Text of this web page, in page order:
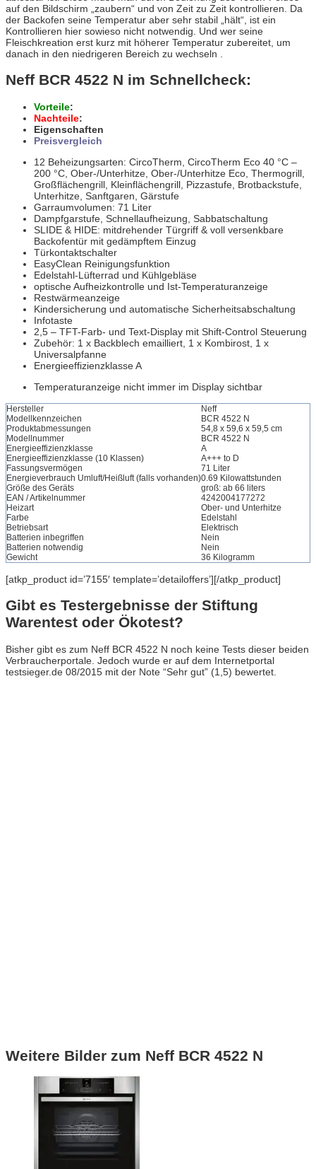
auf den Bildschirm „zaubern“ und von Zeit zu Zeit kontrollieren. Da
der Backofen seine Temperatur aber sehr stabil „hält“, ist ein
Kontrollieren hier sowieso nicht notwendig. Und wer seine
Fleischkreation erst kurz mit höherer Temperatur zubereitet, um
danach in den niedrigeren Bereich zu wechseln .
Neff BCR 4522 N im Schnellcheck:
Vorteile:
Nachteile:
Eigenschaften
Preisvergleich
12 Beheizungsarten: CircoTherm, CircoTherm Eco 40 °C –
200 °C, Ober-/Unterhitze, Ober-/Unterhitze Eco, Thermogrill,
Großflächengrill, Kleinflächengrill, Pizzastufe, Brotbackstufe,
Unterhitze, Sanftgaren, Gärstufe
Garraumvolumen: 71 Liter
Dampfgarstufe, Schnellaufheizung, Sabbatschaltung
SLIDE & HIDE: mitdrehender Türgriff & voll versenkbare
Backofentür mit gedämpftem Einzug
Türkontaktschalter
EasyClean Reinigungsfunktion
Edelstahl-Lüfterrad und Kühlgebläse
optische Aufheizkontrolle und Ist-Temperaturanzeige
Restwärmeanzeige
Kindersicherung und automatische Sicherheitsabschaltung
Infotaste
2,5 – TFT-Farb- und Text-Display mit Shift-Control Steuerung
Zubehör: 1 x Backblech emailliert, 1 x Kombirost, 1 x
Universalpfanne
Energieeffizienzklasse A
Temperaturanzeige nicht immer im Display sichtbar
Hersteller
Neff
Modellkennzeichen
BCR 4522 N
Produktabmessungen
54,8 x 59,6 x 59,5 cm
Modellnummer
BCR 4522 N
Energieeffizienzklasse
A
Energieeffizienzklasse (10 Klassen)
A+++ to D
Fassungsvermögen
71 Liter
Energieverbrauch Umluft/Heißluft (falls vorhanden)0.69 Kilowattstunden
Größe des Geräts
groß: ab 66 liters
EAN / Artikelnummer
4242004177272
Heizart
Ober- und Unterhitze
Farbe
Edelstahl
Betriebsart
Elektrisch
Batterien inbegriffen
Nein
Batterien notwendig
Nein
Gewicht
36 Kilogramm
[atkp_product id=’7155′ template=’detailoffers’][/atkp_product]
Gibt es Testergebnisse der Stiftung
Warentest oder Ökotest?
Bisher gibt es zum Neff BCR 4522 N noch keine Tests dieser beiden
Verbraucherportale. Jedoch wurde er auf dem Internetportal
testsieger.de 08/2015 mit der Note “Sehr gut” (1,5) bewertet.
Weitere Bilder zum Neff BCR 4522 N